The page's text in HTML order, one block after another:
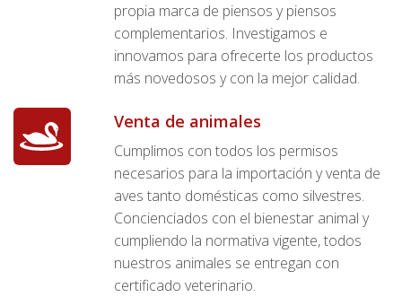
propia marca de piensos y piensos
complementarios. Investigamos e
innovamos para ofrecerte los productos
más novedosos y con la mejor calidad.
Venta de animales
Cumplimos con todos los permisos
necesarios para la importación y venta de
aves tanto domésticas como silvestres.
Concienciados con el bienestar animal y
cumpliendo la normativa vigente, todos
nuestros animales se entregan con
certificado veterinario.